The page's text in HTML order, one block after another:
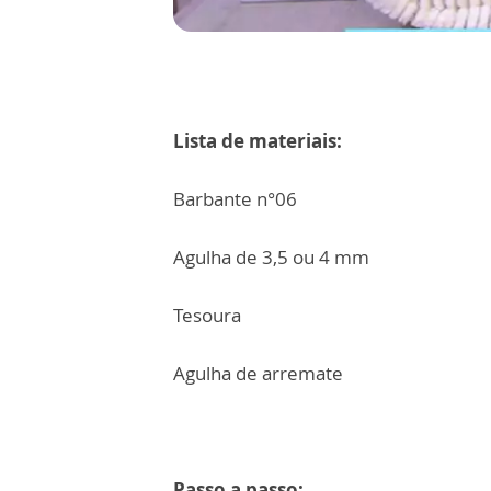
Lista de materiais:
Barbante n°06
Agulha de 3,5 ou 4 mm
Tesoura
Agulha de arremate